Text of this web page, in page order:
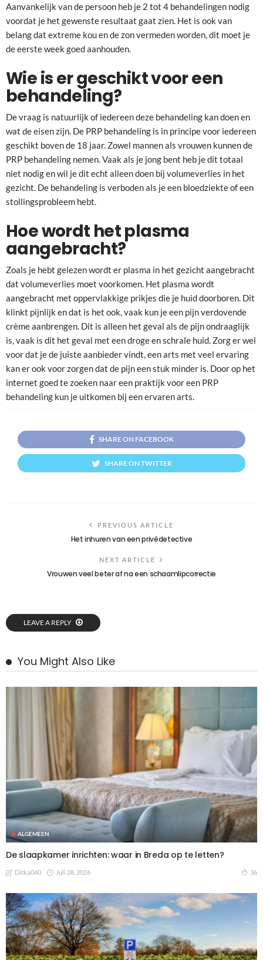
Aanvankelijk van de persoon heb je 2 tot 4 behandelingen nodig
voordat je het gewenste resultaat gaat zien. Het is ook van
belang dat extreme kou en de zon vermeden worden, dit moet je
de eerste week goed aanhouden.
Wie is er geschikt voor een
behandeling?
De vraag is natuurlijk of iedereen deze behandeling kan doen en
wat de eisen zijn. De PRP behandeling is in principe voor iedereen
geschikt boven de 18 jaar. Zowel mannen als vrouwen kunnen de
PRP behandeling nemen. Vaak als je jong bent heb je dit totaal
niet nodig en wil je dit echt alleen doen bij volumeverlies in het
gezicht. De behandeling is verboden als je een bloedziekte of een
stollingsprobleem hebt.
Hoe wordt het plasma
aangebracht?
Zoals je hebt gelezen wordt er plasma in het gezicht aangebracht
dat volumeverlies moet voorkomen. Het plasma wordt
aangebracht met oppervlakkige prikjes die je huid doorboren. Dit
klinkt pijnlijk en dat is het ook, vaak kun je een pijn verdovende
crème aanbrengen. Dit is alleen het geval als de pijn ondraaglijk
is, vaak is dit het geval met een droge en schrale huid. Zorg er wel
voor dat je de juiste aanbieder vindt, een arts met veel ervaring
kan er ook voor zorgen dat de pijn een stuk minder is. Door op het
internet goed te zoeken naar een praktijk voor een PRP
behandeling kun je uitkomen bij een ervaren arts.
SHARE ON FACEBOOK
SHARE ON TWITTER
PREVIOUS ARTICLE
Het inhuren van een privédetective
NEXT ARTICLE
Vrouwen veel beter af na een schaamlipcorrectie
LEAVE A REPLY
You Might Also Like
ALGEMEEN
De slaapkamer inrichten: waar in Breda op te letten?
Ditka040 Juli 28, 2026 36